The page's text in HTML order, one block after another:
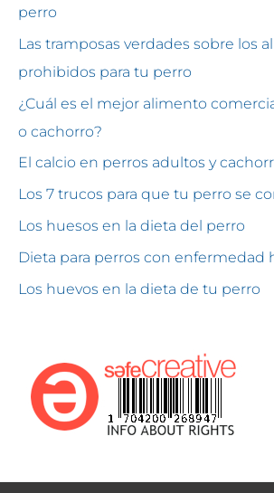
perro
Las tramposas verdades sobre los
prohibidos para tu perro
¿Cuál es el mejor alimento
o cachorro?
El calcio en perros adultos y
Los 7 trucos para que tu perro se
Los huesos en la dieta del perro
Dieta para perros con enfermedad
Los huevos en la dieta de tu perro